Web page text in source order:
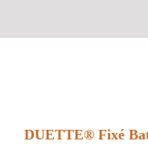
DUETTE® Fixé